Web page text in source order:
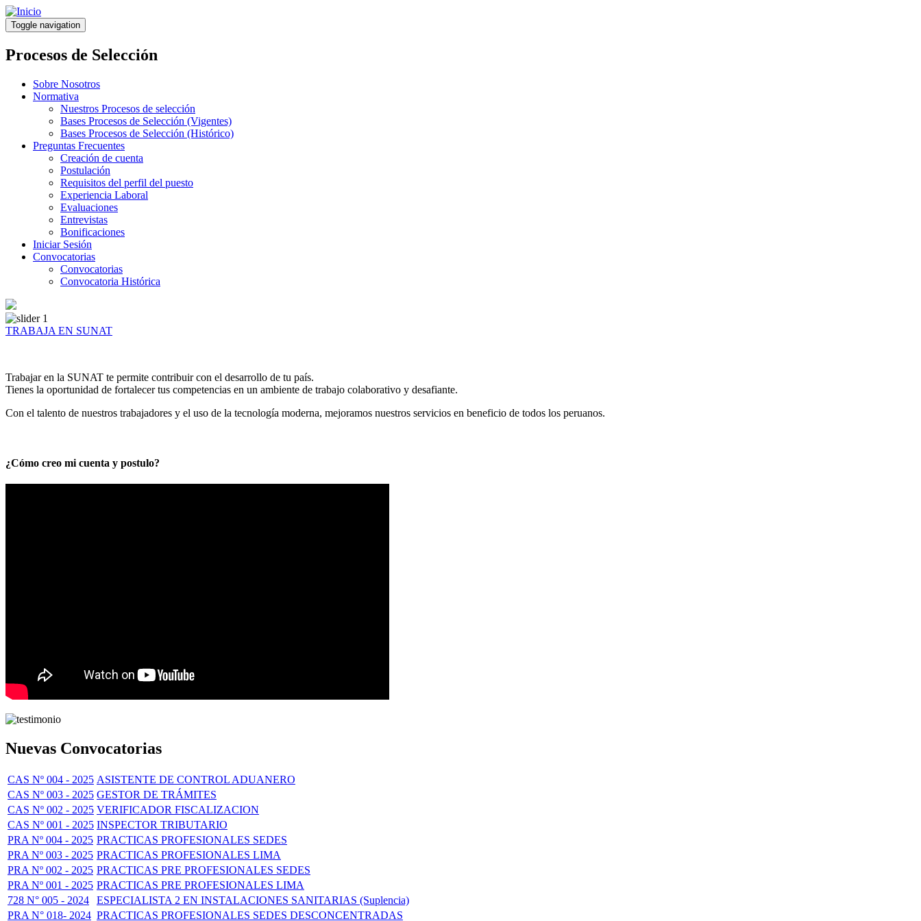
Pasar
al
contenido
principal
Toggle navigation
Procesos de Selección
Sobre Nosotros
Normativa
Nuestros Procesos de selección
Bases Procesos de Selección (Vigentes)
Bases Procesos de Selección (Histórico)
Preguntas Frecuentes
Creación de cuenta
Postulación
Requisitos del perfil del puesto
Experiencia Laboral
Evaluaciones
Entrevistas
Bonificaciones
Iniciar Sesión
Convocatorias
Convocatorias
Convocatoria Histórica
TRABAJA EN SUNAT
Trabajar en la SUNAT te permite contribuir con el desarrollo de tu país.
Tienes la oportunidad de fortalecer tus competencias en un ambiente de trabajo colaborativo y desafiante.
Con el talento de nuestros trabajadores y el uso de la tecnología moderna, mejoramos nuestros servicios en beneficio de todos los peruanos.
¿Cómo creo mi cuenta y postulo?
Nuevas Convocatorias
CAS Nº 004 - 2025 ASISTENTE DE CONTROL ADUANERO
CAS Nº 003 - 2025 GESTOR DE TRÁMITES
CAS Nº 002 - 2025 VERIFICADOR FISCALIZACION
CAS Nº 001 - 2025 INSPECTOR TRIBUTARIO
PRA Nº 004 - 2025 PRACTICAS PROFESIONALES SEDES
PRA Nº 003 - 2025 PRACTICAS PROFESIONALES LIMA
PRA Nº 002 - 2025 PRACTICAS PRE PROFESIONALES SEDES
PRA Nº 001 - 2025 PRACTICAS PRE PROFESIONALES LIMA
728 N° 005 - 2024
ESPECIALISTA 2 EN INSTALACIONES SANITARIAS (Suplencia)
PRA N° 018- 2024 PRACTICAS PROFESIONALES SEDES DESCONCENTRADAS